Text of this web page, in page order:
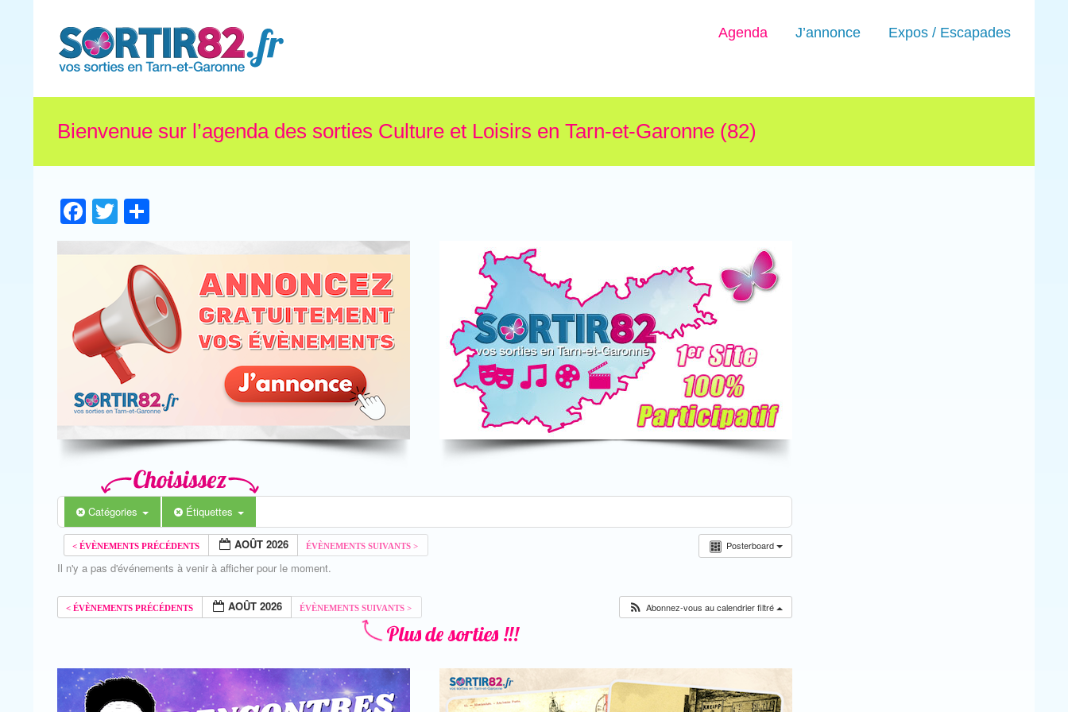
Agenda J’annonce Expos / Escapades
Bienvenue sur l’agenda des sorties Culture et Loisirs en Tarn-et-Garonne (82)
Facebook
Twitter
Catégories Étiquettes
Posterboard
AOÛT 2026
Il n'y a pas d'événements à venir à afficher pour le moment.
AOÛT 2026 Abonnez-vous au calendrier filtré